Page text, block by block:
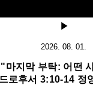
2026. 08. 01.
마지막 부탁: 어떤
드로후서 3:10-14 정